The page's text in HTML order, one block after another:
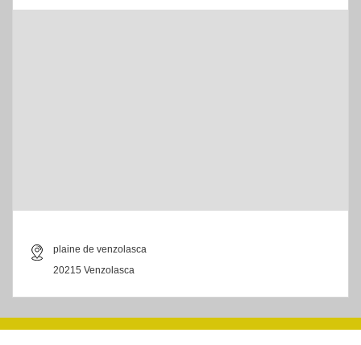
plaine de venzolasca
20215 Venzolasca